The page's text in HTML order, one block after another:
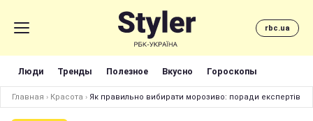
rbc.ua
Люди Тренды Полезное Вкусно Гороскопы
Главная › Красота › Як правильно вибирати морозиво: поради експертів